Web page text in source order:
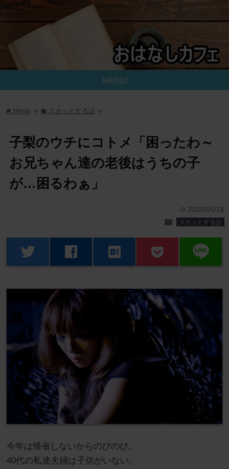
MENU
home Home » folder スカッとする話 »
子梨のウチにコトメ「困ったわ～
お兄ちゃん達の老後はうちの子
が…困るわぁ」
time 2020/05/16
folder スカッとする話
twitter facebook hatenabookmark line
今年は帰省しないからのびのび。
40代の私達夫婦は子供がいない。